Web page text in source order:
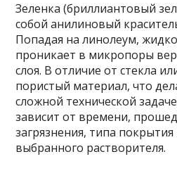
Зеленка (бриллиантовый
собой анилиновый
Попадая на линолеум,
проникает в микропоры
слоя. В отличие от стекла
пористый материал, что
сложной технической
зависит от времени,
загрязнения, типа
выбранного растворителя.